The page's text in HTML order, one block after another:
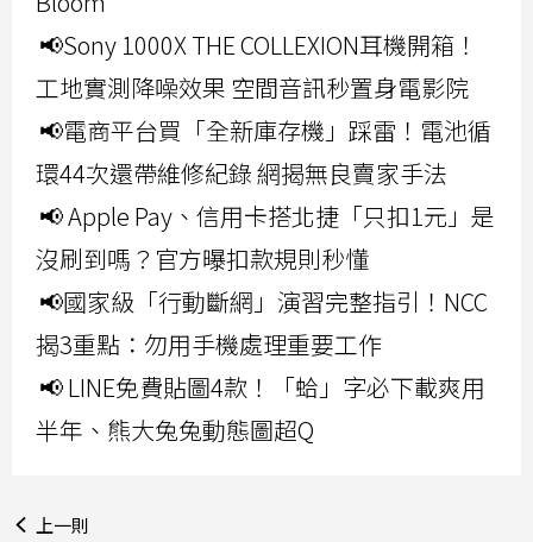
📢Sony 1000X THE COLLEXION耳機開箱！
工地實測降噪效果 空間音訊秒置身電影院
📢電商平台買「全新庫存機」踩雷！電池循
環44次還帶維修紀錄 網揭無良賣家手法
📢 Apple Pay、信用卡搭北捷「只扣1元」是
沒刷到嗎？官方曝扣款規則秒懂
📢國家級「行動斷網」演習完整指引！NCC
揭3重點：勿用手機處理重要工作
📢 LINE免費貼圖4款！「蛤」字必下載爽用
半年、熊大兔兔動態圖超Q
上一則